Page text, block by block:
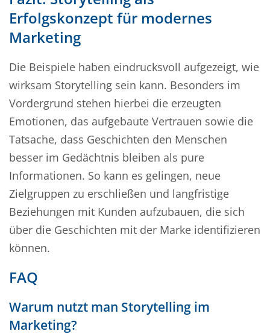
Erfolgskonzept für modernes
Marketing
Die Beispiele haben eindrucksvoll aufgezeigt, wie
wirksam Storytelling sein kann. Besonders im
Vordergrund stehen hierbei die erzeugten
Emotionen, das aufgebaute Vertrauen sowie die
Tatsache, dass Geschichten den Menschen
besser im Gedächtnis bleiben als pure
Informationen. So kann es gelingen, neue
Zielgruppen zu erschließen und langfristige
Beziehungen mit Kunden aufzubauen, die sich
über die Geschichten mit der Marke identifizieren
können.
FAQ
Warum nutzt man Storytelling im
Marketing?